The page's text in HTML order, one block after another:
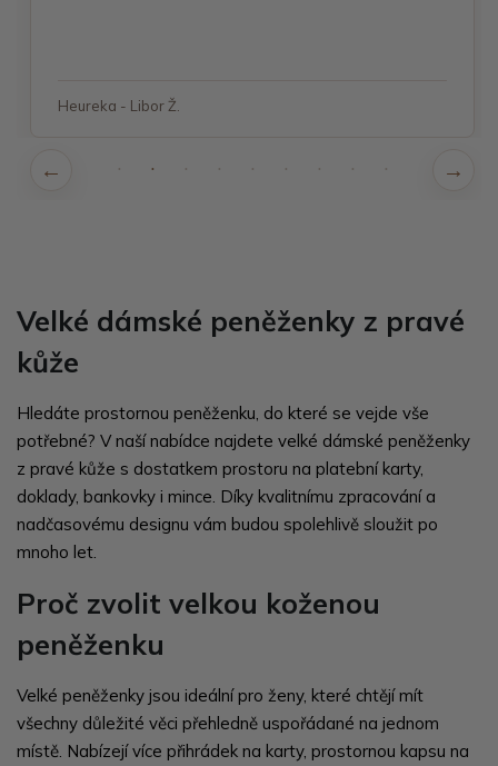
Heureka - Libor Ž.
Velké dámské peněženky z pravé
kůže
Hledáte prostornou peněženku, do které se vejde vše
potřebné? V naší nabídce najdete velké dámské peněženky
z pravé kůže s dostatkem prostoru na platební karty,
doklady, bankovky i mince. Díky kvalitnímu zpracování a
nadčasovému designu vám budou spolehlivě sloužit po
mnoho let.
Proč zvolit velkou koženou
peněženku
Velké peněženky jsou ideální pro ženy, které chtějí mít
všechny důležité věci přehledně uspořádané na jednom
místě. Nabízejí více přihrádek na karty, prostornou kapsu na